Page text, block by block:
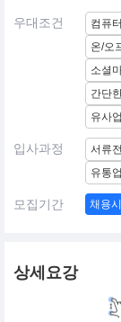
우대조건
컴퓨
온/오
소셜
간단
유사
입사과정 서류
유통
모집기간 채용
상세요강